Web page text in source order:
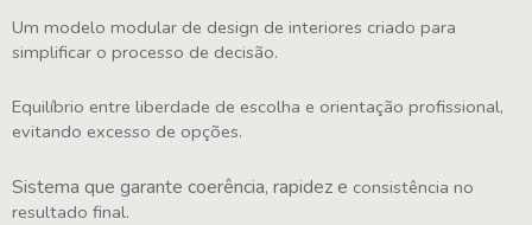
Um modelo modular de design de interiores criado para
simplificar o processo de decisão.
Equilíbrio entre liberdade de escolha e orientação profissional,
evitando excesso de opções.
Sistema que garante coerência, rapidez e consistência no
resultado final.